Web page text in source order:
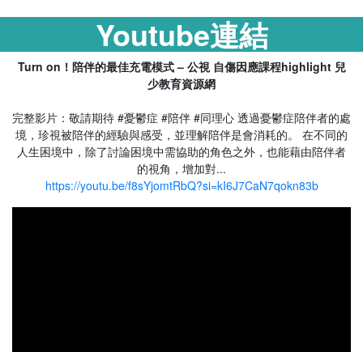
Youtube連結
Turn on！陪伴的最佳充電模式 – 公視 自傷因應課程highlight 兒
少教育資源網
完整影片：敬請期待 #憂鬱症 #陪伴 #同理心 透過憂鬱症陪伴者的處
境，珍視被陪伴的經驗與感受，並理解陪伴是會消耗的。 在不同的
人生困境中，除了討論困境中需協助的角色之外，也能藉由陪伴者
的視角，增加對...
https://youtu.be/f8sYjomtRbQ?si=kI6J7CaN7qokn83b